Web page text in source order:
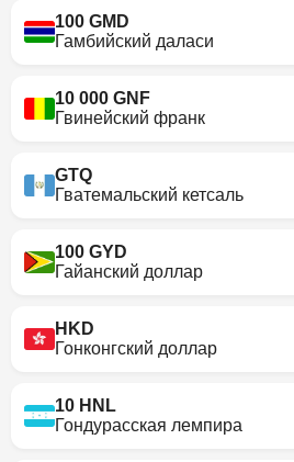
100 GMD
Гамбийский даласи
10 000 GNF
Гвинейский франк
GTQ
Гватемальский кетсаль
100 GYD
Гайанский доллар
HKD
Гонконгский доллар
10 HNL
Гондурасская лемпира